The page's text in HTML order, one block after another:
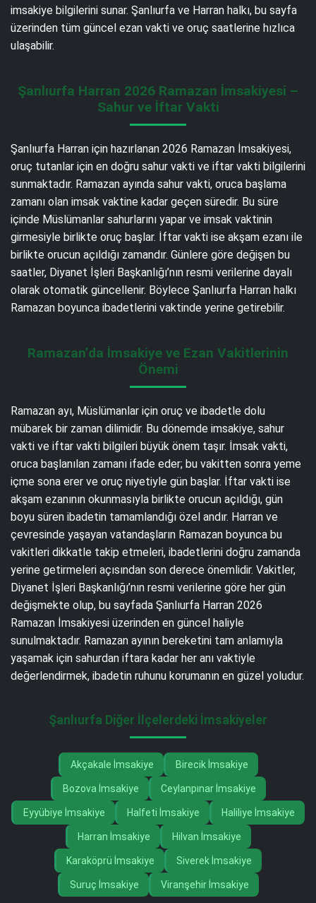
imsakiye bilgilerini sunar. Şanlıurfa ve Harran halkı, bu sayfa
üzerinden tüm güncel ezan vakti ve oruç saatlerine hızlıca
ulaşabilir.
Şanlıurfa Harran 2026 Ramazan İmsakiyesi –
Sahur ve İftar Vakti
Şanlıurfa Harran için hazırlanan 2026 Ramazan İmsakiyesi,
oruç tutanlar için en doğru sahur vakti ve iftar vakti bilgilerini
sunmaktadır. Ramazan ayında sahur vakti, oruca başlama
zamanı olan imsak vaktine kadar geçen süredir. Bu süre
içinde Müslümanlar sahurlarını yapar ve imsak vaktinin
girmesiyle birlikte oruç başlar. İftar vakti ise akşam ezanı ile
birlikte orucun açıldığı zamandır. Günlere göre değişen bu
saatler, Diyanet İşleri Başkanlığı’nın resmi verilerine dayalı
olarak otomatik güncellenir. Böylece Şanlıurfa Harran halkı
Ramazan boyunca ibadetlerini vaktinde yerine getirebilir.
Ramazan’da İmsakiye ve Ezan Vakitlerinin
Önemi
Ramazan ayı, Müslümanlar için oruç ve ibadetle dolu
mübarek bir zaman dilimidir. Bu dönemde imsakiye, sahur
vakti ve iftar vakti bilgileri büyük önem taşır. İmsak vakti,
oruca başlanılan zamanı ifade eder; bu vakitten sonra yeme
içme sona erer ve oruç niyetiyle gün başlar. İftar vakti ise
akşam ezanının okunmasıyla birlikte orucun açıldığı, gün
boyu süren ibadetin tamamlandığı özel andır. Harran ve
çevresinde yaşayan vatandaşların Ramazan boyunca bu
vakitleri dikkatle takip etmeleri, ibadetlerini doğru zamanda
yerine getirmeleri açısından son derece önemlidir. Vakitler,
Diyanet İşleri Başkanlığı’nın resmi verilerine göre her gün
değişmekte olup, bu sayfada Şanlıurfa Harran 2026
Ramazan İmsakiyesi üzerinden en güncel haliyle
sunulmaktadır. Ramazan ayının bereketini tam anlamıyla
yaşamak için sahurdan iftara kadar her anı vaktiyle
değerlendirmek, ibadetin ruhunu korumanın en güzel yoludur.
Şanlıurfa Diğer İlçelerdeki İmsakiyeler
Akçakale İmsakiye Birecik İmsakiye
Bozova İmsakiye Ceylanpınar İmsakiye
Eyyübiye İmsakiye Halfeti İmsakiye Haliliye İmsakiye
Harran İmsakiye Hilvan İmsakiye
Karaköprü İmsakiye Siverek İmsakiye
Suruç İmsakiye Viranşehir İmsakiye